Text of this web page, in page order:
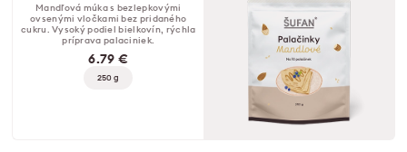
Mandľová múka s bezlepkovými
ovsenými vločkami bez pridaného
cukru. Vysoký podiel bielkovín, rýchla
príprava palaciniek.
6.79 €
250 g